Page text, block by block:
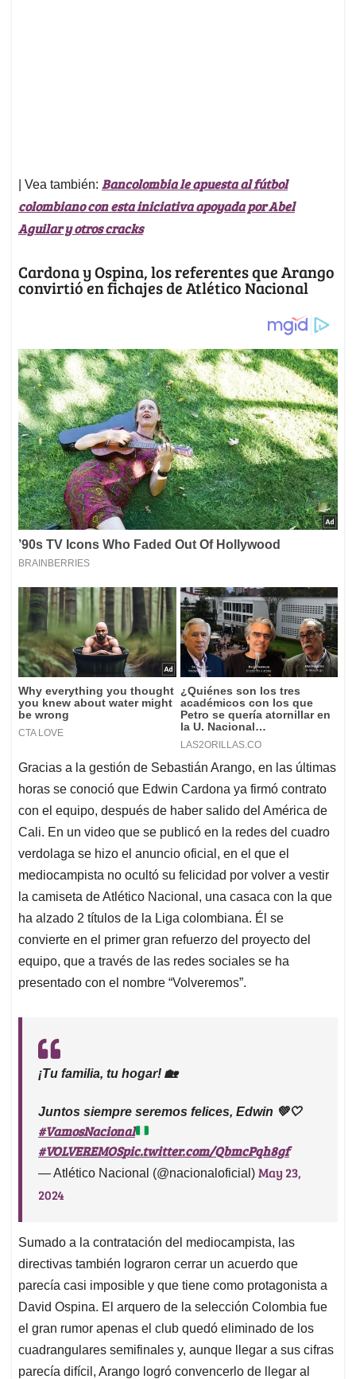
| Vea también: Bancolombia le apuesta al fútbol
colombiano con esta iniciativa apoyada por Abel
Aguilar y otros cracks
Cardona y Ospina, los referentes que Arango
convirtió en fichajes de Atlético Nacional
Gracias a la gestión de Sebastián Arango, en las últimas
horas se conoció que Edwin Cardona ya firmó contrato
con el equipo, después de haber salido del América de
Cali. En un video que se publicó en la redes del cuadro
verdolaga se hizo el anuncio oficial, en el que el
mediocampista no ocultó su felicidad por volver a vestir
la camiseta de Atlético Nacional, una casaca con la que
ha alzado 2 títulos de la Liga colombiana. Él se
convierte en el primer gran refuerzo del proyecto del
equipo, que a través de las redes sociales se ha
presentado con el nombre “Volveremos”.
¡Tu familia, tu hogar! 🏡
Juntos siempre seremos felices, Edwin 💚🤍
#VamosNacional
#VOLVEREMOSpic.twitter.com/QbmcPqh8gf
— Atlético Nacional (@nacionaloficial) May 23,
2024
Sumado a la contratación del mediocampista, las
directivas también lograron cerrar un acuerdo que
parecía casi imposible y que tiene como protagonista a
David Ospina. El arquero de la selección Colombia fue
el gran rumor apenas el club quedó eliminado de los
cuadrangulares semifinales y, aunque llegar a sus cifras
parecía difícil, Arango logró convencerlo de llegar al